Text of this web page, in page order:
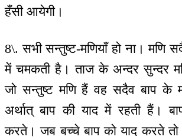
हँसी आयेगी।
8\. सभी सन्तुष्ट-मणियाँ हो ना। मणि
में चमकती है। ताज के अन्दर सुन्दर
जो सन्तुष्ट मणि हैं वह सदैव बाप के
अर्थात् बाप की याद में रहती हैं।
करते। जब बच्चे बाप को याद करते तो